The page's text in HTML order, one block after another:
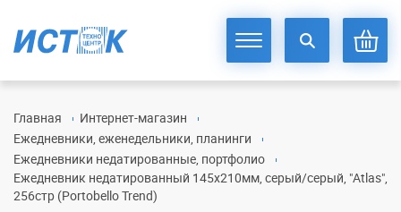
Главная
Интернет-магазин
Ежедневники, еженедельники, планинги
Ежедневники недатированные, портфолио
Ежедневник недатированный 145х210мм, серый/серый, "Atlas",
256стр (Portobello Trend)